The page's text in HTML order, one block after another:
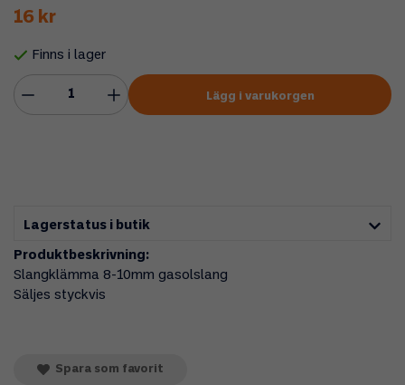
16 kr
Finns i lager
Lägg i varukorgen
Lagerstatus i butik
Produktbeskrivning:
Slangklämma 8-10mm gasolslang
Säljes styckvis
Spara som favorit